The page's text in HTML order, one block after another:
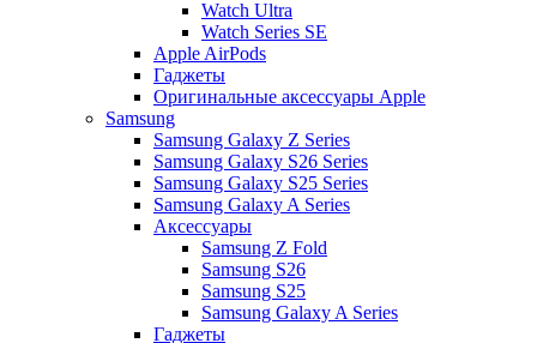
Watch Ultra
Watch Series SE
Apple AirPods
Гаджеты
Оригинальные аксессуары Apple
Samsung
Samsung Galaxy Z Series
Samsung Galaxy S26 Series
Samsung Galaxy S25 Series
Samsung Galaxy A Series
Аксессуары
Samsung Z Fold
Samsung S26
Samsung S25
Samsung Galaxy A Series
Гаджеты